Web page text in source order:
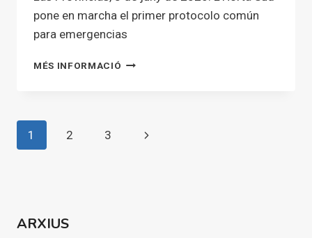
NETEJA,
CULTURA
I
COMUNITÀRIA
pone en marcha el primer protocolo común
para emergencias
MÉS INFORMACIÓ L’HORTA
Navegació
1 2 3
Pàgina
ARXIUS